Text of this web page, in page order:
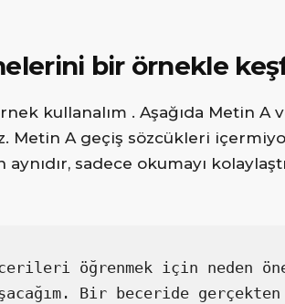
bir örnekle
kullanalım . Aşağıda Metin A
Metin A geçiş sözcükleri
sadece okumayı
öğrenmek için neden
Bir beceride